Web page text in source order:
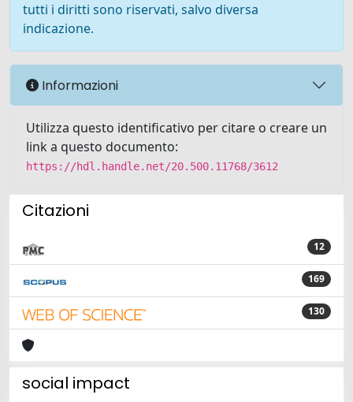
tutti i diritti sono riservati, salvo diversa
indicazione.
Informazioni
Utilizza questo identificativo per citare o creare un
link a questo documento:
https://hdl.handle.net/20.500.11768/3612
Citazioni
12
169
130
social impact